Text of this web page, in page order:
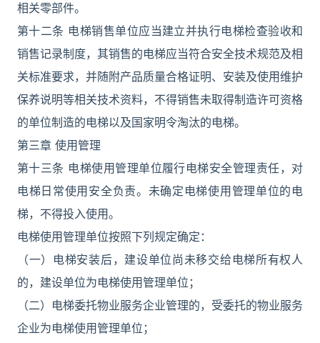
相关零部件。
第十二条 电梯销售单位应当建立并执行电梯检查验收和
销售记录制度，其销售的电梯应当符合安全技术规范及相
关标准要求，并随附产品质量合格证明、安装及使用维护
保养说明等相关技术资料，不得销售未取得制造许可资格
的单位制造的电梯以及国家明令淘汰的电梯。
第三章 使用管理
第十三条 电梯使用管理单位履行电梯安全管理责任，对
电梯日常使用安全负责。未确定电梯使用管理单位的电
梯，不得投入使用。
电梯使用管理单位按照下列规定确定：
（一）电梯安装后，建设单位尚未移交给电梯所有权人
的，建设单位为电梯使用管理单位；
（二）电梯委托物业服务企业管理的，受委托的物业服务
企业为电梯使用管理单位；